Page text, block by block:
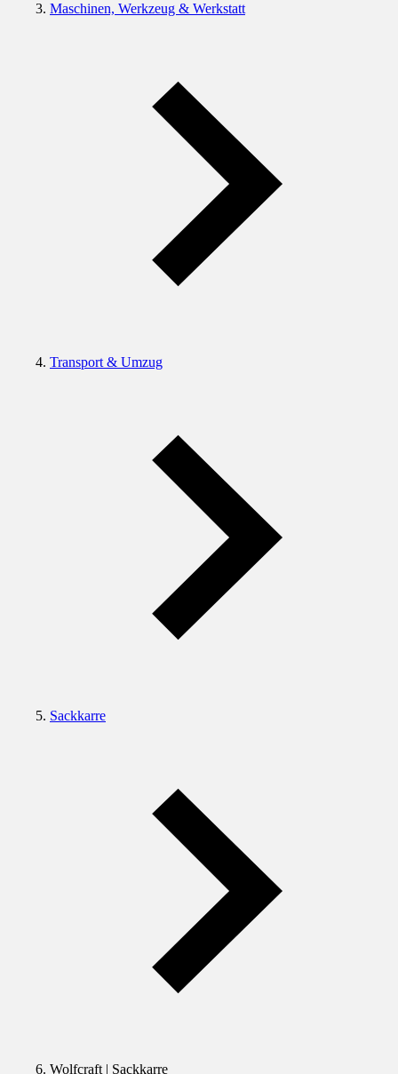
Maschinen, Werkzeug & Werkstatt
Transport & Umzug
Sackkarre
Wolfcraft | Sackkarre